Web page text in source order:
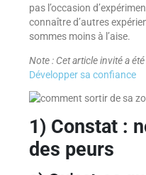
pas l’occasion
connaître d’autres
sommes moins à l’aise.
Note : Cet article invité a
Développer sa confiance
1) Constat :
des peurs